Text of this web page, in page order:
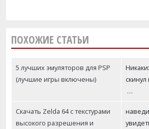
ПОХОЖИЕ СТАТЬИ
5 лучших эмуляторов для PSP
(лучшие игры включены)
…
Скачать Zelda 64 с текстурами
высокого разрешения и